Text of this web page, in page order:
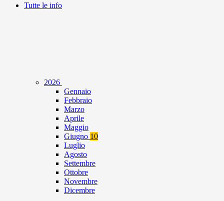
Tutte le info
2026
Gennaio
Febbraio
Marzo
Aprile
Maggio
Giugno 10
Luglio
Agosto
Settembre
Ottobre
Novembre
Dicembre